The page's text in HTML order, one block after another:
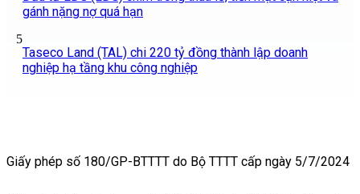
gánh nặng nợ quá hạn
5
Taseco Land (TAL) chi 220 tỷ đồng thành lập doanh
nghiệp hạ tầng khu công nghiệp
Giấy phép số 180/GP-BTTTT do Bộ TTTT cấp ngày 5/7/2024